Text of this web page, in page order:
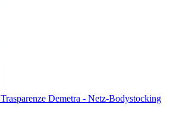
Trasparenze Demetra - Netz-Bodystocking